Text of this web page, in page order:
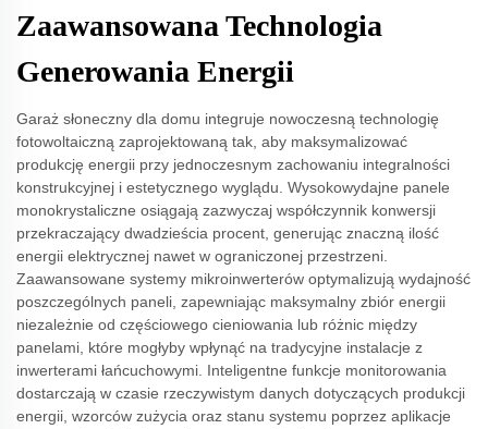
Zaawansowana Technologia
Generowania Energii
Garaż słoneczny dla domu integruje nowoczesną technologię
fotowoltaiczną zaprojektowaną tak, aby maksymalizować
produkcję energii przy jednoczesnym zachowaniu integralności
konstrukcyjnej i estetycznego wyglądu. Wysokowydajne panele
monokrystaliczne osiągają zazwyczaj współczynnik konwersji
przekraczający dwadzieścia procent, generując znaczną ilość
energii elektrycznej nawet w ograniczonej przestrzeni.
Zaawansowane systemy mikroinwerterów optymalizują wydajność
poszczególnych paneli, zapewniając maksymalny zbiór energii
niezależnie od częściowego cieniowania lub różnic między
panelami, które mogłyby wpłynąć na tradycyjne instalacje z
inwerterami łańcuchowymi. Inteligentne funkcje monitorowania
dostarczają w czasie rzeczywistym danych dotyczących produkcji
energii, wzorców zużycia oraz stanu systemu poprzez aplikacje